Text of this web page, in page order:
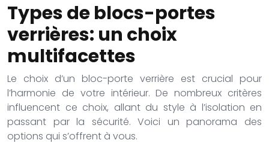
Types de blocs-portes
verrières: un choix
multifacettes
Le choix d’un bloc-porte verrière est crucial pour
l’harmonie de votre intérieur. De nombreux critères
influencent ce choix, allant du style à l’isolation en
passant par la sécurité. Voici un panorama des
options qui s’offrent à vous.